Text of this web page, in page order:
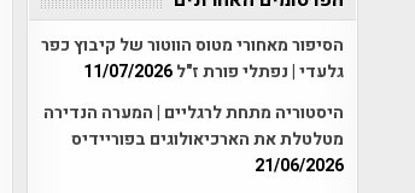
הסיפור מאחורי מטוס הווטור של קיבוץ כפר
גלעדי | נפתלי פורת ז"ל11/07/2026
היסטוריה מתחת לרגליים | המערה הנדירה
מטלטלת את הארכיאולוגים בפוריידיס
21/06/2026